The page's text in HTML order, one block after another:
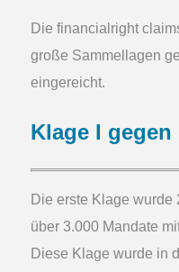
Die financialright
große Sammellagen
eingereicht.
Klage I
Die erste Klage
über 3.000 Mandate
Diese Klage wurde in